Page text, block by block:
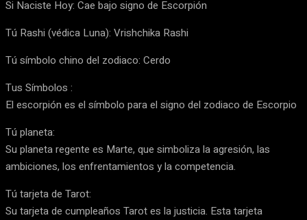
Si Naciste Hoy: Cae bajo signo de Escorpión
Tú Rashi (védica Luna): Vrishchika Rashi
Tú símbolo chino del zodiaco: Cerdo
Tus Símbolos :
El escorpión es el símbolo para el signo del zodiaco de Escorpio
Tú planeta:
Su planeta regente es Marte, que simboliza la agresión, las
ambiciones, los enfrentamientos y la competencia.
Tú tarjeta de Tarot:
Su tarjeta de cumpleaños Tarot es la justicia. Esta tarjeta